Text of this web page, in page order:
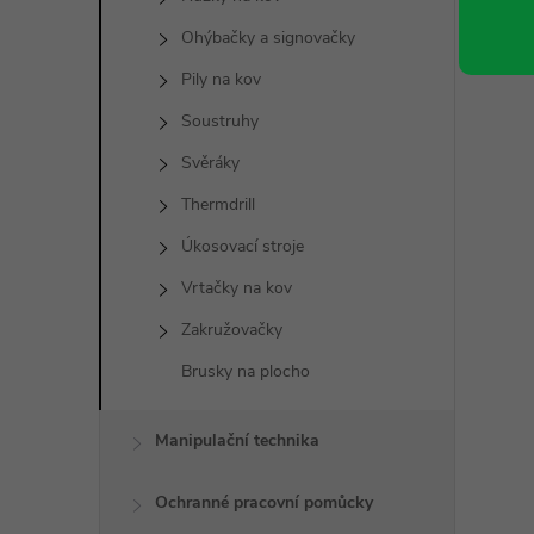
Ohýbačky a signovačky
Pily na kov
Soustruhy
Svěráky
Thermdrill
Úkosovací stroje
Vrtačky na kov
Zakružovačky
Brusky na plocho
Manipulační technika
Ochranné pracovní pomůcky